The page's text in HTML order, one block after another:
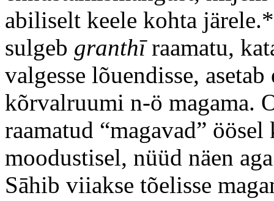
abiliselt keele kohta järele.*
sulgeb granthīraamatu,
valgesse lõuendisse,
kõrvalruumi n-ö magama.
raamatud “magavad”
moodustisel, nüüd näen
Sāhib viiakse tõelisse